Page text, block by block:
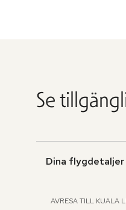
Se
Dina flygdetaljer
AVRESA TILL KUALA